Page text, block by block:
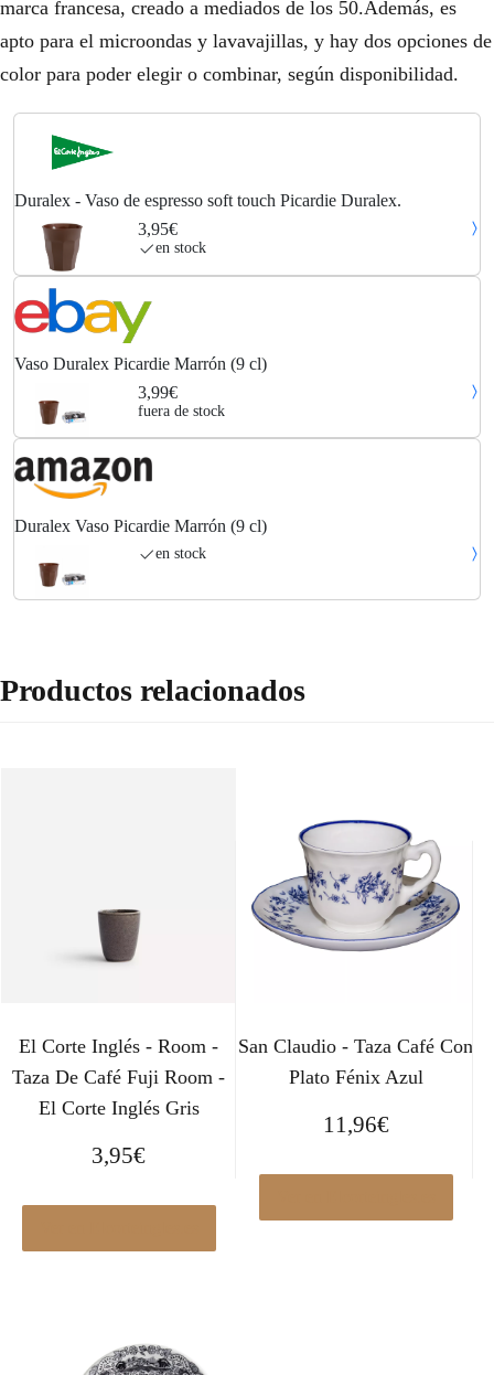
marca francesa, creado a mediados de los 50.Además, es
apto para el microondas y lavavajillas, y hay dos opciones de
color para poder elegir o combinar, según disponibilidad.
Duralex - Vaso de espresso soft touch Picardie Duralex.
3,95€
en stock
Vaso Duralex Picardie Marrón (9 cl)
3,99€
fuera de stock
Duralex Vaso Picardie Marrón (9 cl)
en stock
Productos relacionados
El Corte Inglés - Room -
Taza De Café Fuji Room -
El Corte Inglés Gris
3,95€
San Claudio - Taza Café Con
Plato Fénix Azul
11,96€